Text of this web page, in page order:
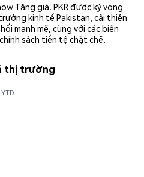
Tăng giá. PKR được kỳ vọng
kinh tế Pakistan, cải thiện
mạnh mẽ, cùng với các biện
sách tiền tệ chặt chẽ.
thị trường
YTD